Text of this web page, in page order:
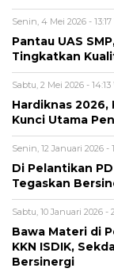
Senin, 4 Mei 2026 -
Pantau UAS
Tingkatkan
Sabtu, 2 Mei 2026 -
Hardiknas 2026,
Kunci Utama
Senin, 12 Januari 2026 -
Di Pelantikan
Tegaskan
Sabtu, 10 Januari 2026 -
Bawa Materi di
KKN ISDIK,
Bersinergi